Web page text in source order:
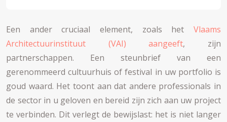
Een ander cruciaal element, zoals het Vlaams
Architectuurinstituut (VAI) aangeeft, zijn
partnerschappen. Een steunbrief van een
gerenommeerd cultuurhuis of festival in uw portfolio is
goud waard. Het toont aan dat andere professionals in
de sector in u geloven en bereid zijn zich aan uw project
te verbinden. Dit verlegt de bewijslast: het is niet langer